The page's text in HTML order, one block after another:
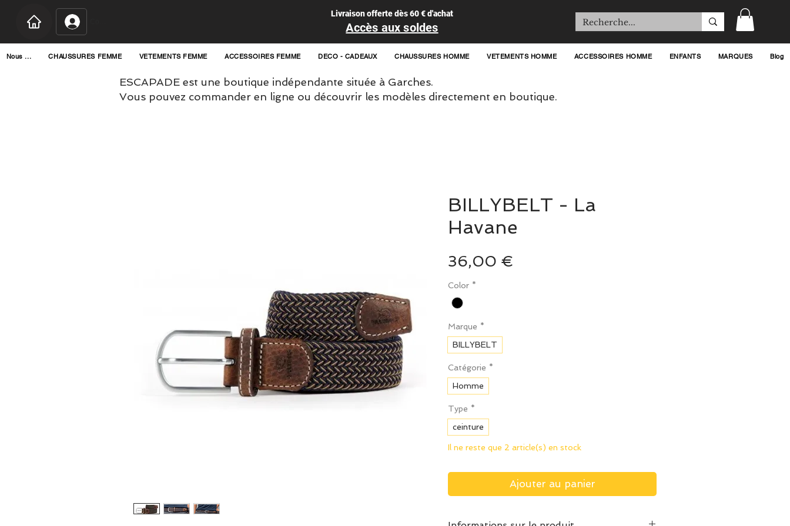
Livraison offerte dès 60 € d'achat
Accès aux soldes
Nous ... CHAUSSURES FEMME VETEMENTS FEMME ACCESSOIRES FEMME DECO - CADEAUX CHAUSSURES HOMME VETEMENTS HOMME ACCESSOIRES HOMME ENFANTS MARQUES Blog
ESCAPADE est une boutique indépendante située à Garches.
Vous pouvez commander en ligne ou découvrir les modèles directement en boutique.
BILLYBELT - La
Havane
36,00 €
Color *
Marque *
BILLYBELT
Catégorie *
Homme
Type *
ceinture
Il ne reste que 2 article(s) en stock
Ajouter au panier